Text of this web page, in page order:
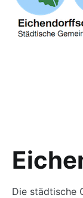
Die städtische